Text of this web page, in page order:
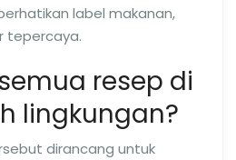
label makanan,
tepercaya.
resep di
lingkungan?
dirancang untuk